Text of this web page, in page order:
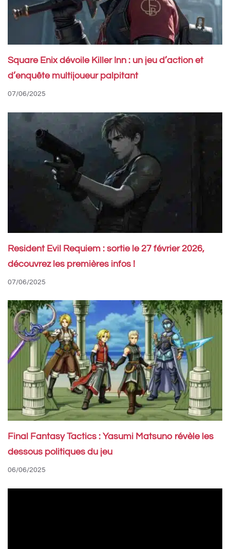
Square Enix dévoile Killer Inn : un jeu d’action et
d’enquête multijoueur palpitant
07/06/2025
Resident Evil Requiem : sortie le 27 février 2026,
découvrez les premières infos !
07/06/2025
Final Fantasy Tactics : Yasumi Matsuno révèle les
dessous politiques du jeu
06/06/2025